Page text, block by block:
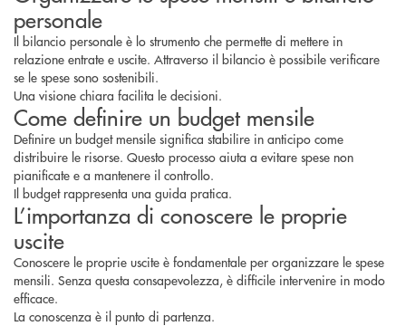
personale
Il bilancio personale è lo strumento che permette di mettere in
relazione entrate e uscite. Attraverso il bilancio è possibile verificare
se le spese sono sostenibili.
Una visione chiara facilita le decisioni.
Come definire un budget mensile
Definire un budget mensile significa stabilire in anticipo come
distribuire le risorse. Questo processo aiuta a evitare spese non
pianificate e a mantenere il controllo.
Il budget rappresenta una guida pratica.
L’importanza di conoscere le proprie
uscite
Conoscere le proprie uscite è fondamentale per organizzare le spese
mensili. Senza questa consapevolezza, è difficile intervenire in modo
efficace.
La conoscenza è il punto di partenza.